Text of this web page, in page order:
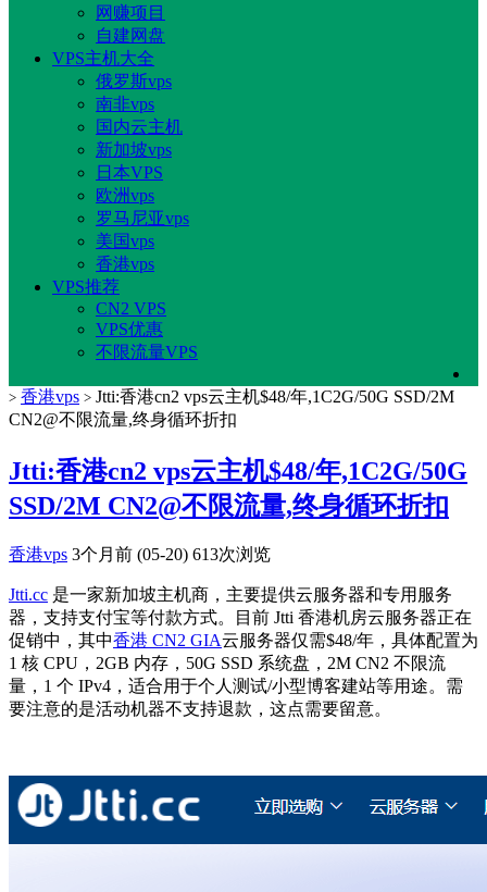
网赚项目
自建网盘
VPS主机大全
俄罗斯vps
南非vps
国内云主机
新加坡vps
日本VPS
欧洲vps
罗马尼亚vps
美国vps
香港vps
VPS推荐
CN2 VPS
VPS优惠
不限流量VPS
> 香港vps > Jtti:香港cn2 vps云主机$48/年,1C2G/50G SSD/2M
CN2@不限流量,终身循环折扣
Jtti:香港cn2 vps云主机$48/年,1C2G/50G
SSD/2M CN2@不限流量,终身循环折扣
香港vps 3个月前 (05-20) 613次浏览
Jtti.cc 是一家新加坡主机商，主要提供云服务器和专用服务
器，支持支付宝等付款方式。目前 Jtti 香港机房云服务器正在
促销中，其中香港 CN2 GIA云服务器仅需$48/年，具体配置为
1 核 CPU，2GB 内存，50G SSD 系统盘，2M CN2 不限流
量，1 个 IPv4，适合用于个人测试/小型博客建站等用途。需
要注意的是活动机器不支持退款，这点需要留意。